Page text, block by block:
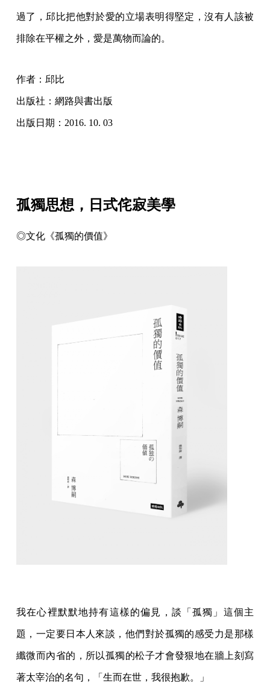
過了，邱比把他對於愛的立場表明得堅定，沒有人該被
排除在平權之外，愛是萬物而論的。
作者：邱比
出版社：網路與書出版
出版日期：2016. 10. 03
孤獨思想，日式侘寂美學
◎文化《孤獨的價值》
我在心裡默默地持有這樣的偏見，談「孤獨」這個主
題，一定要日本人來談，他們對於孤獨的感受力是那樣
纖微而內省的，所以孤獨的松子才會發狠地在牆上刻寫
著太宰治的名句，「生而在世，我很抱歉。」